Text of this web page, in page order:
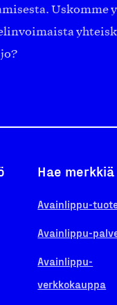
Uskomme
Hae merkkiä
Avainlippu-
Avainlippu-
Avainlippu-
verkkokauppa